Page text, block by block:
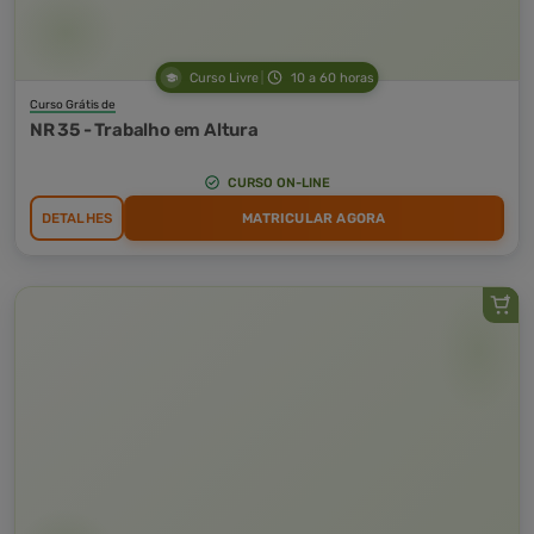
Curso Livre 10 a 60 horas
Curso Grátis de
NR 35 - Trabalho em Altura
CURSO ON-LINE
DETALHES MATRICULAR AGORA